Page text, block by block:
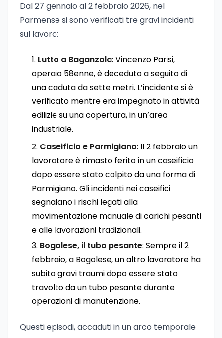
Dal 27 gennaio al 2 febbraio 2026, nel
Parmense si sono verificati tre gravi incidenti
sul lavoro:
Lutto a Baganzola: Vincenzo Parisi,
operaio 58enne, è deceduto a seguito di
una caduta da sette metri. L’incidente si è
verificato mentre era impegnato in attività
edilizie su una copertura, in un’area
industriale.
Caseificio e Parmigiano: Il 2 febbraio un
lavoratore è rimasto ferito in un caseificio
dopo essere stato colpito da una forma di
Parmigiano. Gli incidenti nei caseifici
segnalano i rischi legati alla
movimentazione manuale di carichi pesanti
e alle lavorazioni tradizionali.
Bogolese, il tubo pesante: Sempre il 2
febbraio, a Bogolese, un altro lavoratore ha
subito gravi traumi dopo essere stato
travolto da un tubo pesante durante
operazioni di manutenzione.
Questi episodi, accaduti in un arco temporale